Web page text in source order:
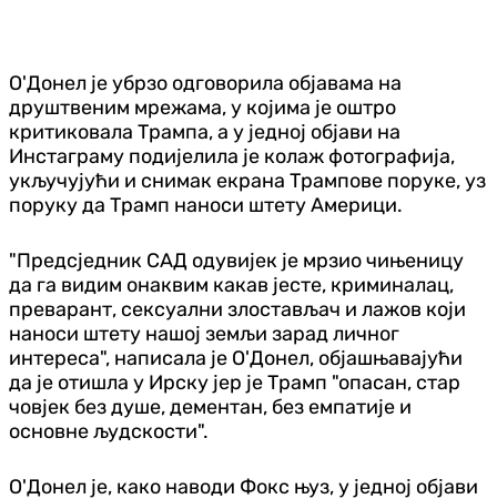
О'Донел је убрзо одговорила објавама на
друштвеним мрежама, у којима је оштро
критиковала Трампа, а у једној објави на
Инстаграму подијелила је колаж фотографија,
укључујући и снимак екрана Трампове поруке, уз
поруку да Трамп наноси штету Америци.
"Предсједник САД одувијек је мрзио чињеницу
да га видим онаквим какав јесте, криминалац,
преварант, сексуални злостављач и лажов који
наноси штету нашој земљи зарад личног
интереса", написала је О'Донел, објашњавајући
да је отишла у Ирску јер је Трамп "опасан, стар
човјек без душе, дементан, без емпатије и
основне људскости".
О'Донел је, како наводи Фокс њуз, у једној објави